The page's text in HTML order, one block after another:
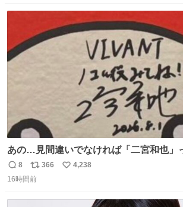
数
あの…見間違いでなければ「二宮和也」
うに見えるんですが…
返
信
8
リ
ポ
366
い
4,238
16時間前